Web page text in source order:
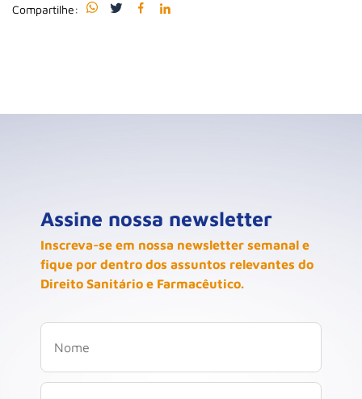
Compartilhe:
Assine nossa newsletter
Inscreva-se em nossa newsletter semanal e
fique por dentro dos assuntos relevantes do
Direito Sanitário e Farmacêutico.